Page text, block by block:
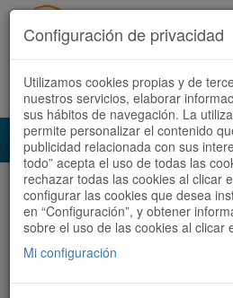
Acceder Registrate ahora
Audioruta Todas las rutas
Todas las rutas
Configuración de privacidad
Utilizamos cookies propias y de
nuestros servicios, elaborar
sus hábitos de navegación. La
permite personalizar el contenido
publicidad relacionada con sus
todo” acepta el uso de todas las
rechazar todas las cookies al clicar
configurar las cookies que desea
en “Configuración”, y obtener
sobre el uso de las cookies al clicar
Mi configuración